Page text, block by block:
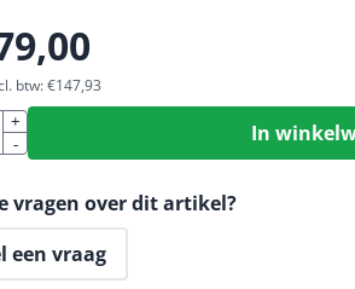
btw: €147,93
+
-
In
vragen over dit artikel?
een vraag